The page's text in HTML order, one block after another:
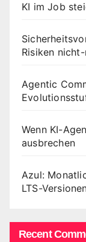
KI im Job
Risiken
Agentic
Wenn KI-
ausbrechen
Azul:
LTS-
Recent